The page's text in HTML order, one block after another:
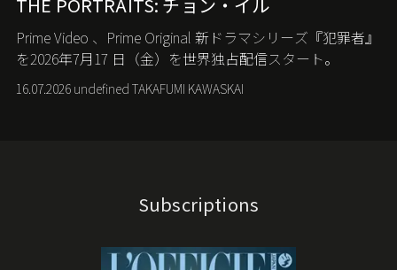
Prime Video 、 Prime Original 新ドラマシリーズ『犯罪者』
を2026年7月 17 日（金）を世界独占配信スタート。
16.07.2026 undefined TAKAFUMI KAWASKAI
Subscriptions